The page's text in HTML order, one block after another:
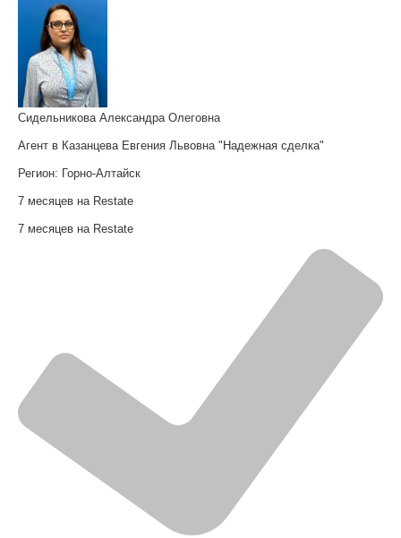
Сидельникова Александра Олеговна
Агент в Казанцева Евгения Львовна "Надежная сделка"
Регион: Горно-Алтайск
7 месяцев на Restate
7 месяцев на Restate